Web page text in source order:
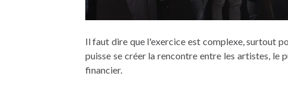
Il faut dire que l'exercice est complexe, surtout
puisse se créer la rencontre entre les artistes,
financier.